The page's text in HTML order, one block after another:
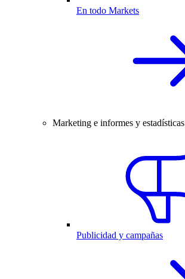
En todo Markets
Marketing e informes y estadísticas
Publicidad y campañas